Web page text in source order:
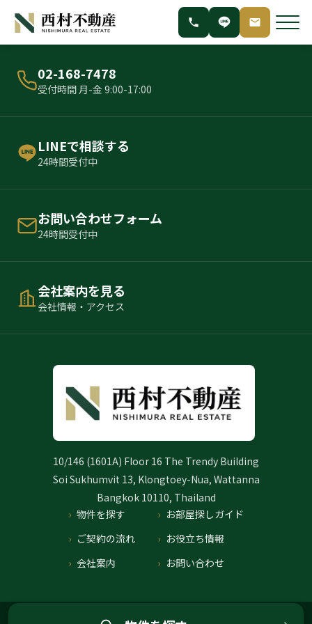
02-168-7478
受付時間 月-金 9:00-17:00
LINEで相談する
24時間受付中
お問い合わせフォーム
24時間受付中
会社案内を見る
会社情報・アクセス
10/146 (1601A) Floor 16 The Trendy Building
Soi Sukhumvit 13, Klongtoey-Nua, Wattanna
Bangkok 10110, Thailand
物件を探す
お部屋探しガイド
ご契約の流れ
お役立ち情報
会社案内
お問い合わせ
プライバシーポリシー